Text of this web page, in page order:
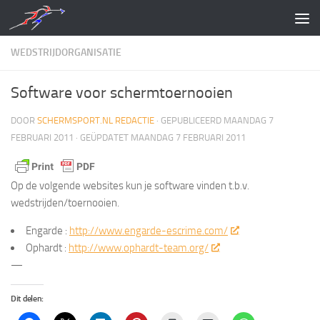
Doorgaan naar inhoud
WEDSTRIJDORGANISATIE
Software voor schermtoernooien
DOOR SCHERMSPORT.NL REDACTIE · GEPUBLICEERD MAANDAG 7
FEBRUARI 2011 · GEÜPDATET MAANDAG 7 FEBRUARI 2011
Op de volgende websites kun je software vinden t.b.v.
wedstrijden/toernooien.
Engarde : http://www.engarde-escrime.com/
Ophardt : http://www.ophardt-team.org/
—
Dit delen: